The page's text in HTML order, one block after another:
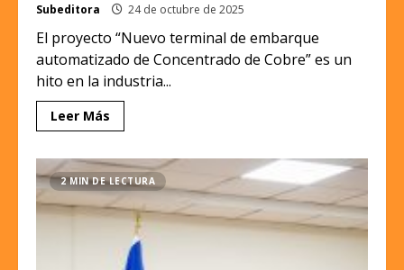
Subeditora 24 de octubre de 2025
El proyecto “Nuevo terminal de embarque
automatizado de Concentrado de Cobre” es un
hito en la industria...
Leer Más
2 MIN DE LECTURA